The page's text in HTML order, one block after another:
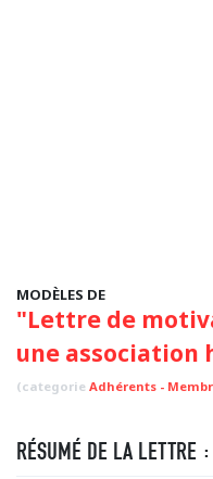
MODÈLES DE
"Lettre de
une association
(categorie Adhérents -
RÉSUMÉ DE LA LETTRE :